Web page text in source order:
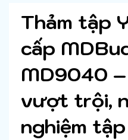
Thảm tập
cấp
MD9040 –
vượt trội,
nghiệm